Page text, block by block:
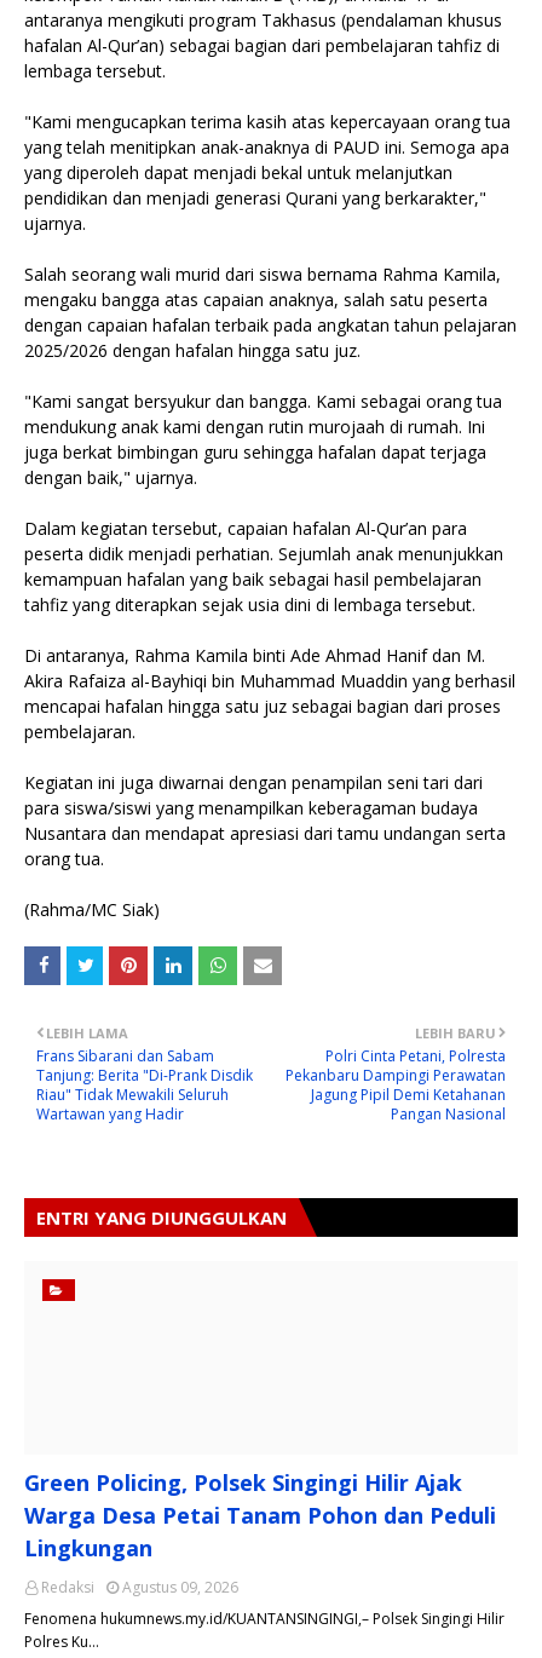
antaranya mengikuti program Takhasus (pendalaman khusus
hafalan Al-Qur’an) sebagai bagian dari pembelajaran tahfiz di
lembaga tersebut.
"Kami mengucapkan terima kasih atas kepercayaan orang tua
yang telah menitipkan anak-anaknya di PAUD ini. Semoga apa
yang diperoleh dapat menjadi bekal untuk melanjutkan
pendidikan dan menjadi generasi Qurani yang berkarakter,"
ujarnya.
Salah seorang wali murid dari siswa bernama Rahma Kamila,
mengaku bangga atas capaian anaknya, salah satu peserta
dengan capaian hafalan terbaik pada angkatan tahun pelajaran
2025/2026 dengan hafalan hingga satu juz.
"Kami sangat bersyukur dan bangga. Kami sebagai orang tua
mendukung anak kami dengan rutin murojaah di rumah. Ini
juga berkat bimbingan guru sehingga hafalan dapat terjaga
dengan baik," ujarnya.
Dalam kegiatan tersebut, capaian hafalan Al-Qur’an para
peserta didik menjadi perhatian. Sejumlah anak menunjukkan
kemampuan hafalan yang baik sebagai hasil pembelajaran
tahfiz yang diterapkan sejak usia dini di lembaga tersebut.
Di antaranya, Rahma Kamila binti Ade Ahmad Hanif dan M.
Akira Rafaiza al-Bayhiqi bin Muhammad Muaddin yang berhasil
mencapai hafalan hingga satu juz sebagai bagian dari proses
pembelajaran.
Kegiatan ini juga diwarnai dengan penampilan seni tari dari
para siswa/siswi yang menampilkan keberagaman budaya
Nusantara dan mendapat apresiasi dari tamu undangan serta
orang tua.
(Rahma/MC Siak)
LEBIH BARU
Polri Cinta Petani, Polresta
Pekanbaru Dampingi Perawatan
Jagung Pipil Demi Ketahanan
Pangan Nasional
LEBIH LAMA
Frans Sibarani dan Sabam
Tanjung: Berita "Di-Prank Disdik
Riau" Tidak Mewakili Seluruh
Wartawan yang Hadir
ENTRI YANG DIUNGGULKAN
Green Policing, Polsek Singingi Hilir Ajak
Warga Desa Petai Tanam Pohon dan Peduli
Lingkungan
Redaksi
Agustus 09, 2026
Fenomena hukumnews.my.id/KUANTANSINGINGI,– Polsek Singingi Hilir
Polres Ku…